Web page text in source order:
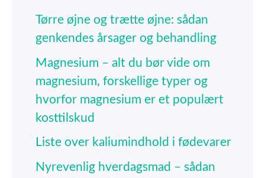
Tørre øjne og trætte øjne: sådan
genkendes årsager og behandling
Magnesium – alt du bør vide om
magnesium, forskellige typer og
hvorfor magnesium er et populært
kosttilskud
Liste over kaliumindhold i fødevarer
Nyrevenlig hverdagsmad – sådan